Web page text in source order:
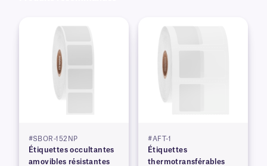
#SBOR-152NP
Étiquettes occultantes
amovibles résistantes
#AFT-1
Étiquettes
thermotransférables